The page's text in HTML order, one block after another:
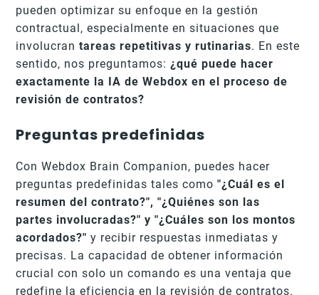
pueden optimizar su enfoque en la gestión
contractual, especialmente en situaciones que
involucrantareas repetitivas y rutinarias. En este
sentido, nos preguntamos: ¿qué puede hacer
exactamente la IA de Webdox en el proceso de
revisión de contratos?
Preguntas predefinidas
Con Webdox Brain Companion, puedes hacer
preguntas predefinidas tales como"¿Cuál es el
resumen del contrato?", "¿Quiénes son las
partes involucradas?" y "¿Cuáles son los montos
acordados?" y recibir respuestas inmediatas y
precisas. La capacidad de obtener información
crucial con solo un comando es una ventaja que
redefine la eficiencia en la revisión de contratos.